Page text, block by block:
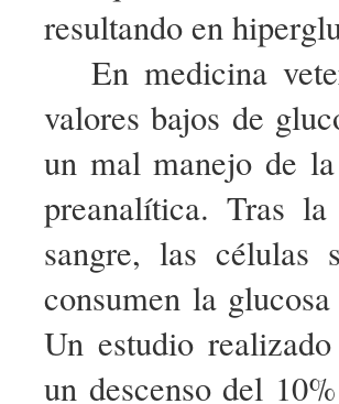
resultando en
En medicina
valores bajos de
un mal manejo de
preanalítica. Tras
sangre, las células
consumen la
Un estudio
un descenso del